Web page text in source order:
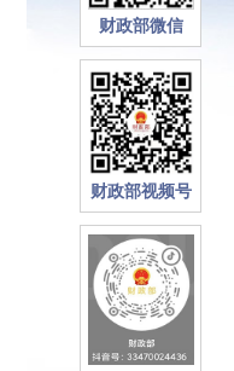
财政部微信
财政部视频号